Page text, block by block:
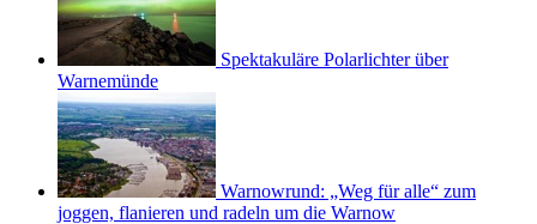
Spektakuläre Polarlichter über
Warnemünde
Warnowrund: „Weg für alle“ zum
joggen, flanieren und radeln um die Warnow